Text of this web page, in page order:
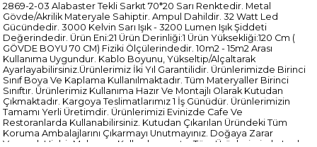
2869-2-03 Alabaster Tekli Sarkıt 70*20 Sarı Renktedir. Metal
Gövde/Akrilik Materyale Sahiptir. Ampul Dahildir. 32 Watt Led
Gücündedir. 3000 Kelvin Sarı Işık - 3200 Lumen Işık Şiddeti
Değerindedir. Ürün Eni:21 Ürün Derinliği:1 Ürün Yüksekliği:120 Cm (
GÖVDE BOYU 70 CM) Fiziki Ölçülerindedir. 10m2 - 15m2 Arası
Kullanıma Uygundur. Kablo Boyunu, Yükseltip/Alçaltarak
Ayarlayabilirsiniz.Ürünlerimiz İki Yıl Garantilidir. Ürünlerimizde Birinci
Sınıf Boya Ve Kaplama Kullanılmaktadır. Tüm Materyaller Birinci
Sınıftır. Ürünlerimiz Kullanıma Hazır Ve Montajlı Olarak Kutudan
Çıkmaktadır. Kargoya Teslimatlarımız 1 İş Günüdür. Ürünlerimizin
Tamamı Yerli Üretimdir. Ürünlerimizi Evinizde Cafe Ve
Restoranlarda Kullanabilirsiniz. Kutudan Çıkarılan Üründeki Tüm
Koruma Ambalajlarını Çıkarmayı Unutmayınız. Doğaya Zarar
Verecek Hiçbir Malzeme Kullanılmamıştır. Tüm Ürünlerimizde Led